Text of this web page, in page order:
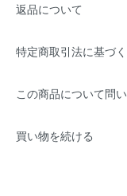
返品について
特定商取引法に基づ
この商品について問
買い物を続ける